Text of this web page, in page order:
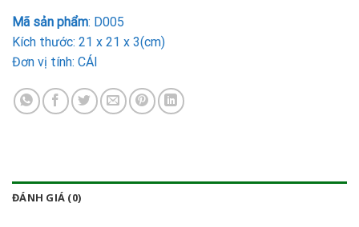
Mã sản phẩm: D005
Kích thước: 21 x 21 x 3(cm)
Đơn vị tính: CÁI
ĐÁNH GIÁ (0)